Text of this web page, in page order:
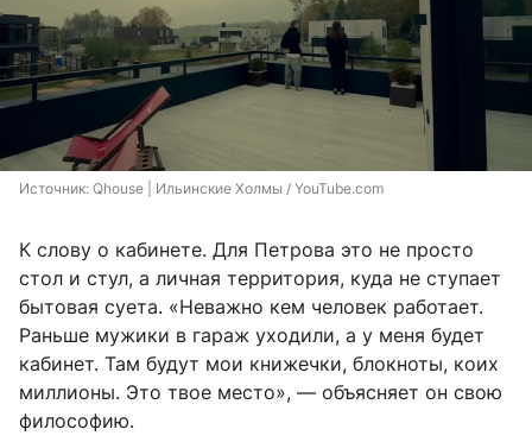
Источник: Qhouse | Ильинские Холмы / YouTube.com
К слову о кабинете. Для Петрова это не просто
стол и стул, а личная территория, куда не ступает
бытовая суета. «Неважно кем человек работает.
Раньше мужики в гараж уходили, а у меня будет
кабинет. Там будут мои книжечки, блокноты, коих
миллионы. Это твое место», — объясняет он свою
философию.